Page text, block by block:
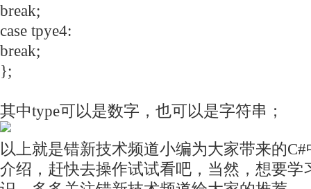
break;
case tpye4:
break;
};
其中type可以是数字，也可以是字符串；
以上就是错新技术频道小编为大家带来的C#
介绍，赶快去操作试试看吧，当然，想要学